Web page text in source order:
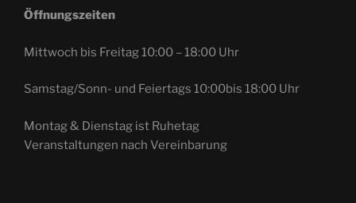
Öffnungszeiten
Mittwoch bis Freitag 10:00 – 18:00 Uhr
Samstag/Sonn- und Feiertags 10:00bis 18:00 Uhr
Montag & Dienstag ist Ruhetag
Veranstaltungen nach Vereinbarung